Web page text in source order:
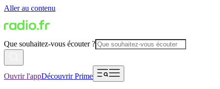
Aller au contenu
Que souhaitez-vous écouter ?
Ouvrir l'appDécouvrir Prime